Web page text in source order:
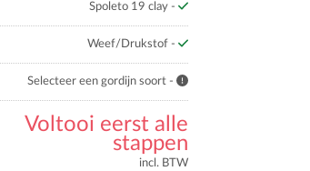
Spoleto 19 clay -
Weef/Drukstof -
Selecteer een gordijn soort -
Voltooi eerst alle
stappen
incl. BTW